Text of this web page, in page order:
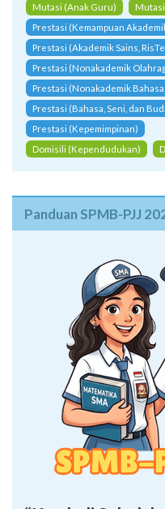
Mutasi (Anak Guru)
Mutasi
Prestasi (Kemampuan
Prestasi (Akademik Sains,
Prestasi (Nonakademik
Prestasi (Nonakademik
Prestasi (Bahasa, Seni, dan
Prestasi (Kepemimpinan)
Domisili (Kependudukan)
Panduan SPMB-PJJ